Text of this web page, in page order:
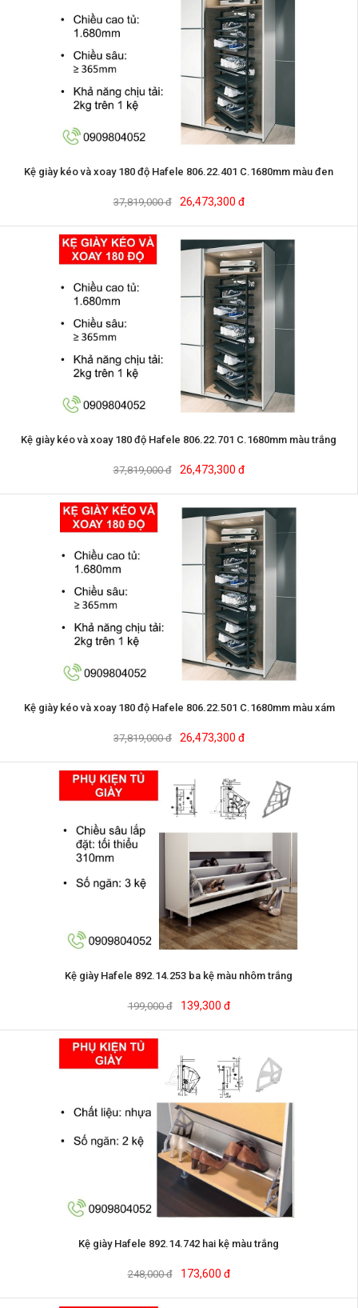
Kệ giày kéo và xoay 180 độ Hafele 806.22.401 C.1680mm màu đen
37,819,000 đ 26,473,300 đ
Kệ giày kéo và xoay 180 độ Hafele 806.22.701 C.1680mm màu trắng
37,819,000 đ 26,473,300 đ
Kệ giày kéo và xoay 180 độ Hafele 806.22.501 C.1680mm màu xám
37,819,000 đ 26,473,300 đ
Kệ giày Hafele 892.14.253 ba kệ màu nhôm trắng
199,000 đ 139,300 đ
Kệ giày Hafele 892.14.742 hai kệ màu trắng
248,000 đ 173,600 đ